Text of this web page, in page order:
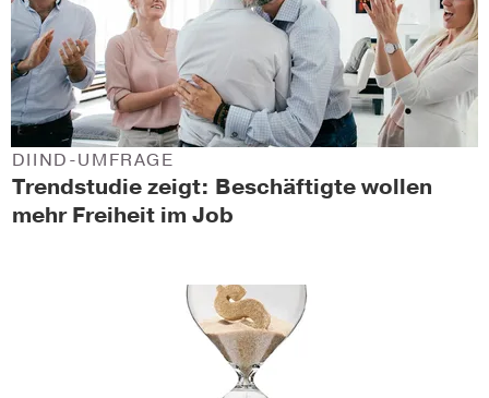
Trendstudie zeigt: Beschäftigte wollen
mehr Freiheit im Job
DIIND-UMFRAGE